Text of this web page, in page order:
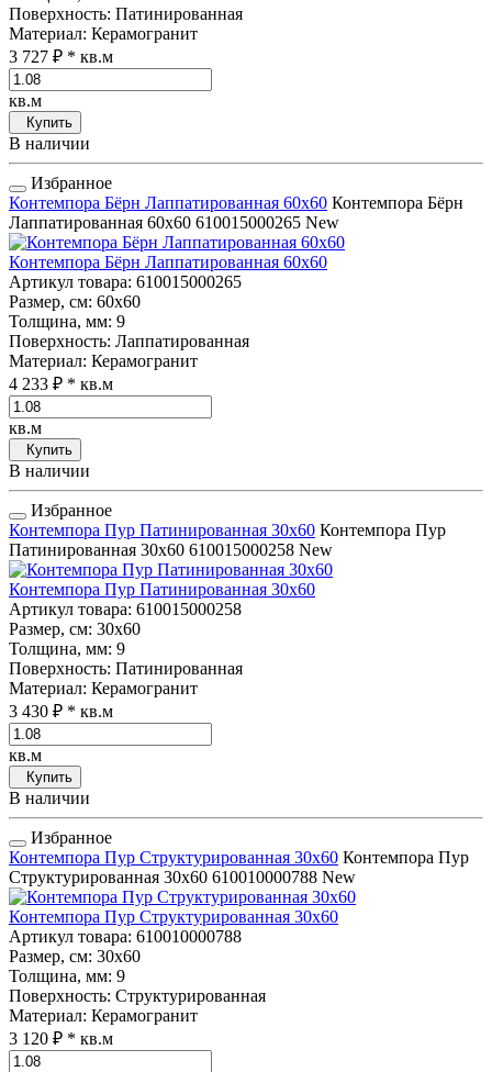
Поверхность: Патинированная
Материал: Керамогранит
3 727 ₽ * кв.м
кв.м
Купить
В наличии
Избранное
Контемпора Бёрн Лаппатированная 60x60 Контемпора Бёрн
Лаппатированная 60x60 610015000265 New
Контемпора Бёрн Лаппатированная 60x60
Артикул товара: 610015000265
Размер, см: 60x60
Толщина, мм: 9
Поверхность: Лаппатированная
Материал: Керамогранит
4 233 ₽ * кв.м
кв.м
Купить
В наличии
Избранное
Контемпора Пур Патинированная 30x60 Контемпора Пур
Патинированная 30x60 610015000258 New
Контемпора Пур Патинированная 30x60
Артикул товара: 610015000258
Размер, см: 30x60
Толщина, мм: 9
Поверхность: Патинированная
Материал: Керамогранит
3 430 ₽ * кв.м
кв.м
Купить
В наличии
Избранное
Контемпора Пур Структурированная 30x60 Контемпора Пур
Структурированная 30x60 610010000788 New
Контемпора Пур Структурированная 30x60
Артикул товара: 610010000788
Размер, см: 30x60
Толщина, мм: 9
Поверхность: Структурированная
Материал: Керамогранит
3 120 ₽ * кв.м